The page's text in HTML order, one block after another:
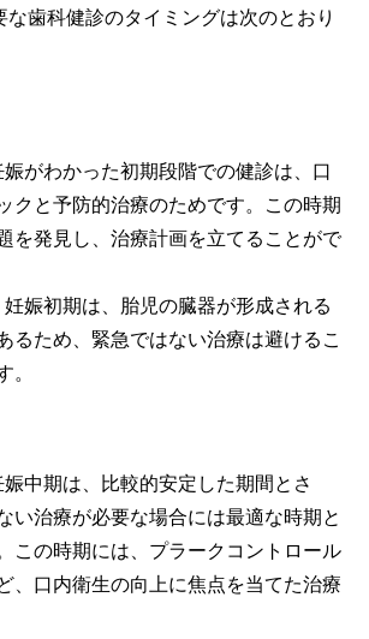
な歯科健診のタイミングは次のとおり
がわかった初期段階での健診は、口
クと予防的治療のためです。この時期
を発見し、治療計画を立てることがで
娠初期は、胎児の臓器が形成される
るため、緊急ではない治療は避けるこ
。
中期は、比較的安定した期間とさ
い治療が必要な場合には最適な時期と
この時期には、プラークコントロール
、口内衛生の向上に焦点を当てた治療